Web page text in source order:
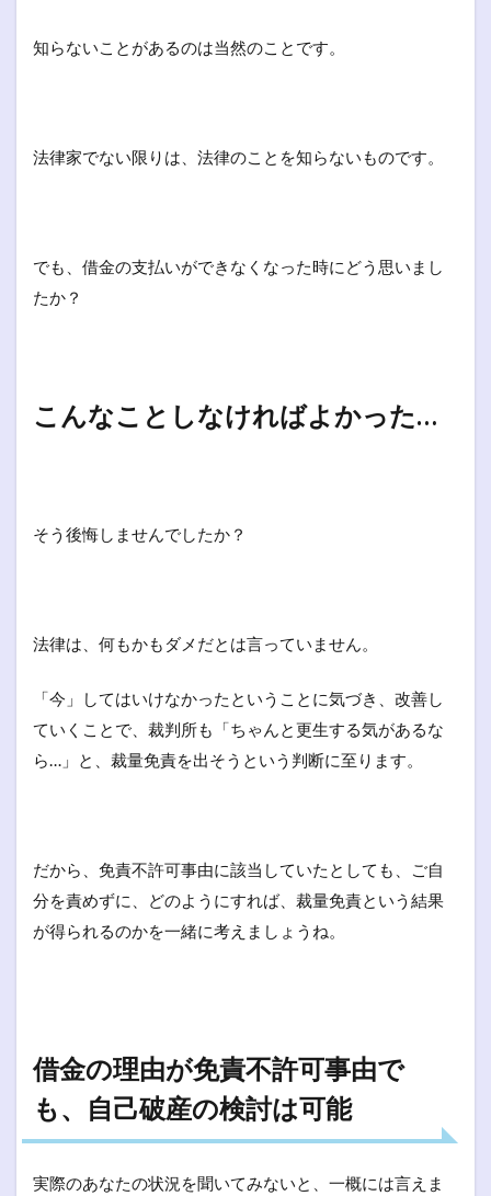
知らないことがあるのは当然のことです。
法律家でない限りは、法律のことを知らないものです。
でも、借金の支払いができなくなった時にどう思いまし
たか？
こんなことしなければよかった…
そう後悔しませんでしたか？
法律は、何もかもダメだとは言っていません。
「今」してはいけなかったということに気づき、改善し
ていくことで、裁判所も「ちゃんと更生する気があるな
ら…」と、裁量免責を出そうという判断に至ります。
だから、免責不許可事由に該当していたとしても、ご自
分を責めずに、どのようにすれば、裁量免責という結果
が得られるのかを一緒に考えましょうね。
借金の理由が免責不許可事由で
も、自己破産の検討は可能
実際のあなたの状況を聞いてみないと、一概には言えま